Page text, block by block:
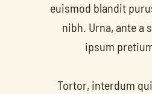
euismod blandit
nibh. Urna, ante a
ipsum
Tortor, interdum